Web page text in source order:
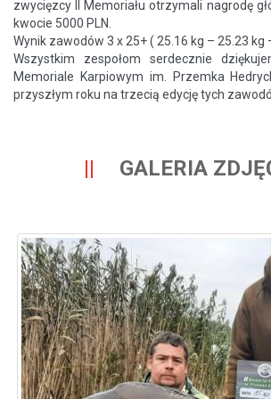
zwycięzcy II Memoriału otrzymali nagrodę
kwocie 5000 PLN.
Wynik zawodów 3 x 25+ ( 25.16 kg – 25.23 kg
Wszystkim zespołom serdecznie
Memoriale Karpiowym im. Przemka
przyszłym roku na trzecią edycję tych
GALERIA